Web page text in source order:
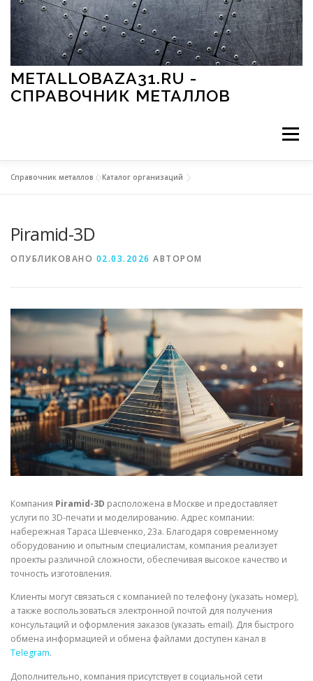
Перейти к содержимому
METALLOBAZA31.RU -
СПРАВОЧНИК МЕТАЛЛОВ
Меню
МЕТАЛЛЫ И ОКРУЖАЮЩАЯ СРЕДА
СВОЙСТВА МЕТАЛЛОВ СОРТА МЕТАЛЛОВ
СТАТЬИ
Справочник металлов »Каталог организаций
Piramid-3D
ОПУБЛИКОВАНО 02.03.2026 АВТОРОМ
Компания Piramid-3D расположена в Москве и предоставляет
услуги по 3D-печати и моделированию. Адрес компании:
набережная Тараса Шевченко, 23а. Благодаря современному
оборудованию и опытным специалистам, компания реализует
проекты различной сложности, обеспечивая высокое качество и
точность изготовления.
Клиенты могут связаться с компанией по телефону (указать номер),
а также воспользоваться электронной почтой для получения
консультаций и оформления заказов (указать email). Для быстрого
обмена информацией и обмена файлами доступен канал в
Telegram.
Дополнительно, компания присутствует в социальной сети